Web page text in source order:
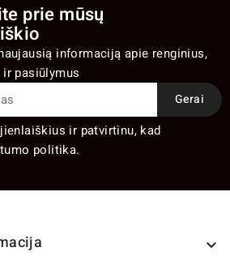
prie mūsų
informaciją apie renginius,
pasiūlymus
ir patvirtinu, kad
politika.
